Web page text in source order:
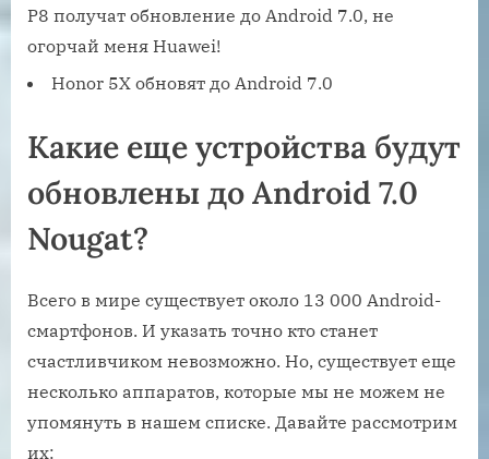
P8 получат обновление до Android 7.0, не
огорчай меня Huawei!
Honor 5X обновят до Android 7.0
Какие еще устройства будут
обновлены до Android 7.0
Nougat?
Всего в мире существует около 13 000 Android-
смартфонов. И указать точно кто станет
счастливчиком невозможно. Но, существует еще
несколько аппаратов, которые мы не можем не
упомянуть в нашем списке. Давайте рассмотрим
их: